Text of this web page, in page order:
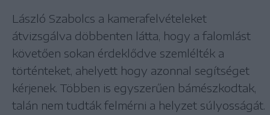
László Szabolcs a kamerafelvételeket
átvizsgálva döbbenten látta, hogy a falomlást
követően sokan érdeklődve szemlélték a
történteket, ahelyett hogy azonnal segítséget
kérjenek. Többen is egyszerűen bámészkodtak,
talán nem tudták felmérni a helyzet súlyosságát.